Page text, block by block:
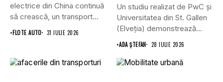
electrice din China continuă
să crească, un transport
record...
•FLOTE AUTO 31 IULIE 2026
Un studiu realizat de PwC și
Universitatea din St. Gallen
(Elveția) demonstrează...
•ADA ȘTEFAN 28 IULIE 2026